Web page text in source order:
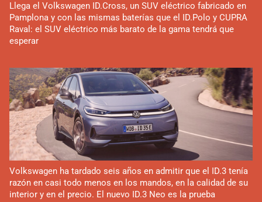
Llega el Volkswagen ID.Cross, un SUV eléctrico fabricado en
Pamplona y con las mismas baterías que el ID.Polo y CUPRA
Raval: el SUV eléctrico más barato de la gama tendrá que
esperar
Volkswagen ha tardado seis años en admitir que el ID.3 tenía
razón en casi todo menos en los mandos, en la calidad de su
interior y en el precio. El nuevo ID.3 Neo es la prueba